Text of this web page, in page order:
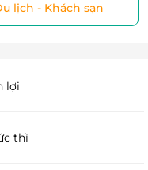
lịch - Khách sạn
lợi
thì